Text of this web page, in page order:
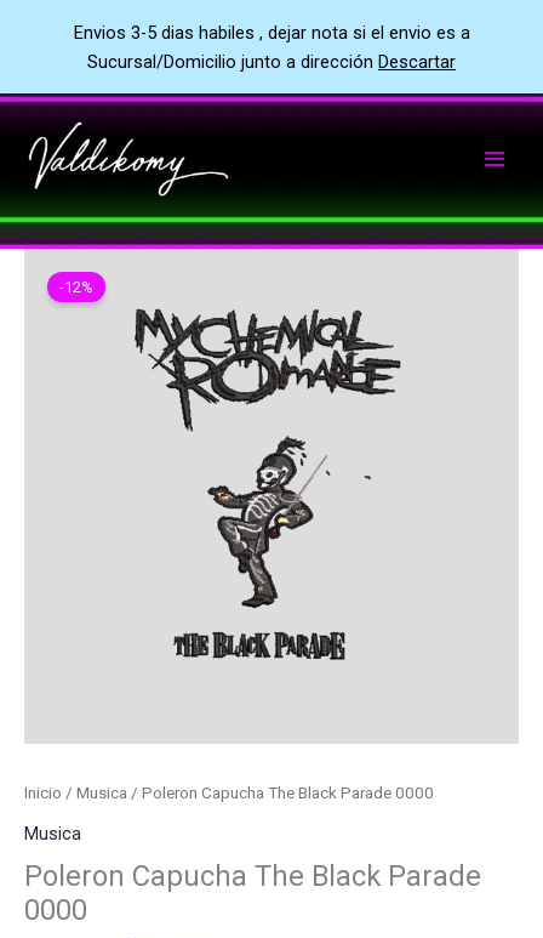
Envios 3-5 dias habiles , dejar nota si el envio es a
Sucursal/Domicilio junto a dirección Descartar
al
contenido
-12%
Inicio / Musica / Poleron Capucha The Black Parade 0000
Musica
Poleron Capucha The Black Parade
0000